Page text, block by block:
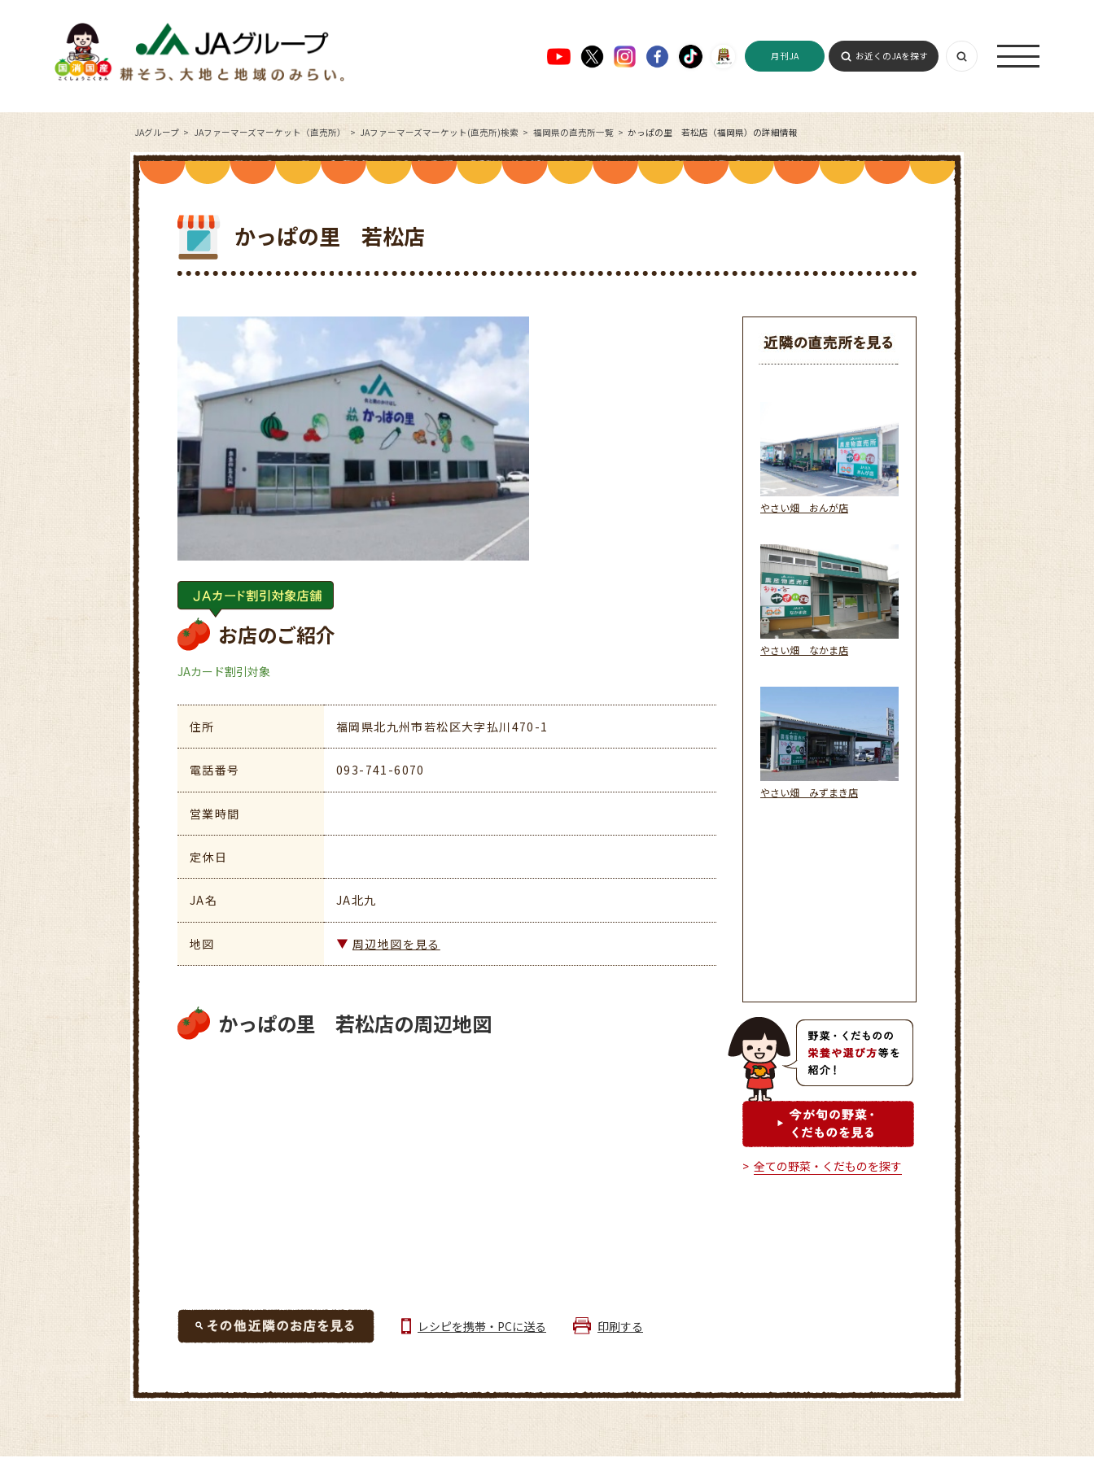
月刊JA お近くのJAを探す
JAグループ JAファーマーズマーケット（直売所） JAファーマーズマーケット(直売所)検索 福岡県の直売所一覧 かっぱの里 若松店（福岡県）の詳細情報
かっぱの里 若松店
お店のご紹介
JAカード割引対象
住所 福岡県北九州市若松区大字払川470-1
電話番号 093-741-6070
営業時間
定休日
JA名 JA北九
地図 周辺地図を見る
かっぱの里 若松店の周辺地図
レシピを携帯・PCに送る 印刷する
やさい畑 おんが店
やさい畑 なかま店
やさい畑 みずまき店
全ての野菜・くだものを探す